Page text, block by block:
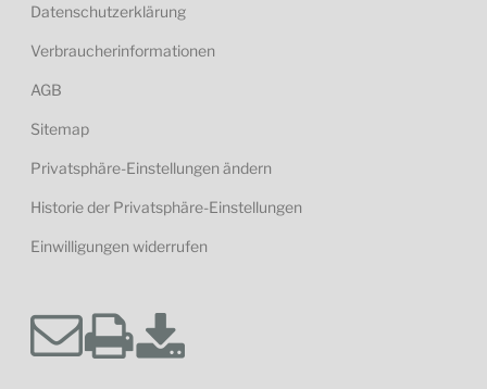
Datenschutzerklärung
Verbraucherinformationen
AGB
Sitemap
Privatsphäre-Einstellungen ändern
Historie der Privatsphäre-Einstellungen
Einwilligungen widerrufen